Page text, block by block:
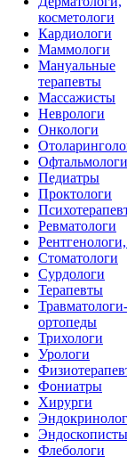
косметологи
Кардиологи
Маммологи
Мануальные
терапевты
Массажисты
Неврологи
Онкологи
Офтальмологи
Педиатры
Проктологи
Ревматологи
Стоматологи
Сурдологи
Терапевты
Травматологи-
ортопеды
Трихологи
Урологи
Фониатры
Хирурги
Эндоскописты
Флебологи